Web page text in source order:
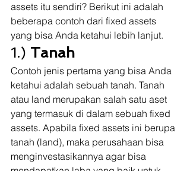
assets itu sendiri? Berikut ini adalah
beberapa contoh dari fixed assets
yang bisa Anda ketahui lebih lanjut.
1.) Tanah
Contoh jenis pertama yang bisa Anda
ketahui adalah sebuah tanah. Tanah
atau land merupakan salah satu aset
yang termasuk di dalam sebuah fixed
assets. Apabila fixed assets ini berupa
tanah (land), maka perusahaan bisa
menginvestasikannya agar bisa